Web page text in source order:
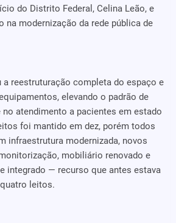
do Distrito Federal, Celina Leão, e
na modernização da rede pública de
reestruturação completa do espaço e
elevando o padrão de
no atendimento a pacientes em estado
foi mantido em dez, porém todos
infraestrutura modernizada, novos
mobiliário renovado e
integrado — recurso que antes estava
leitos.